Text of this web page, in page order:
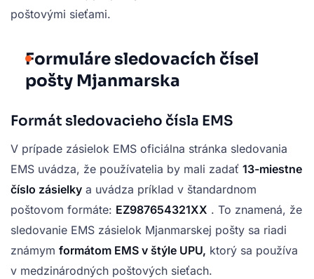
poštovými sieťami.
Formuláre sledovacích čísel
pošty Mjanmarska
Formát sledovacieho čísla EMS
V prípade zásielok EMS oficiálna stránka sledovania
EMS uvádza, že používatelia by mali zadať 13-miestne
číslo zásielky a uvádza príklad v štandardnom
poštovom formáte: EZ987654321XX . To znamená, že
sledovanie EMS zásielok Mjanmarskej pošty sa riadi
známym formátom EMS v štýle UPU, ktorý sa používa
v medzinárodných poštových sieťach.